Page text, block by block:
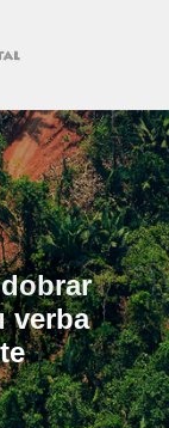
verba